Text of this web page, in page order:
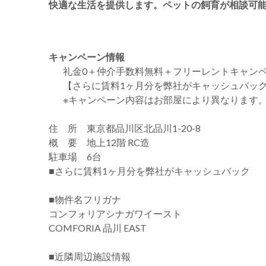
快適な生活を提供します。ペットの飼育が相談可能
キャンペーン情報
礼金0 ＋仲介手数料無料 ＋ フリーレント キャン
【さらに賃料1ヶ月分を弊社がキャッシュバック
※キャンペーン内容はお部屋により異なります。
住 所 東京都品川区北品川1-20-8
概 要 地上12階 RC造
駐車場 6台
■さらに賃料1ヶ月分を弊社がキャッシュバック
■物件名フリガナ
コンフォリアシナガワイースト
COMFORIA 品川 EAST
■近隣周辺施設情報